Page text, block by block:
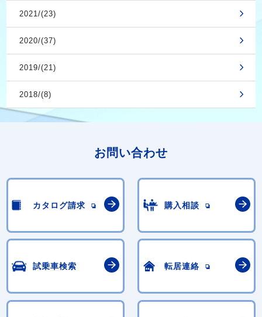
2021/(23)
2020/(37)
2019/(21)
2018/(8)
お問い合わせ
カタログ請求 購入相談
試乗車検索 転居連絡